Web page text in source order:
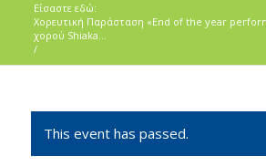
Είσαστε εδώ:
Χορευτική Παράσταση «End of the year
χορού Shiaka...
/
This event has passed.